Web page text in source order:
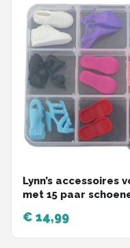
Lynn’s accessoires
met 15 paar
- Schoenen
Cadeauzakje
€ 14,99